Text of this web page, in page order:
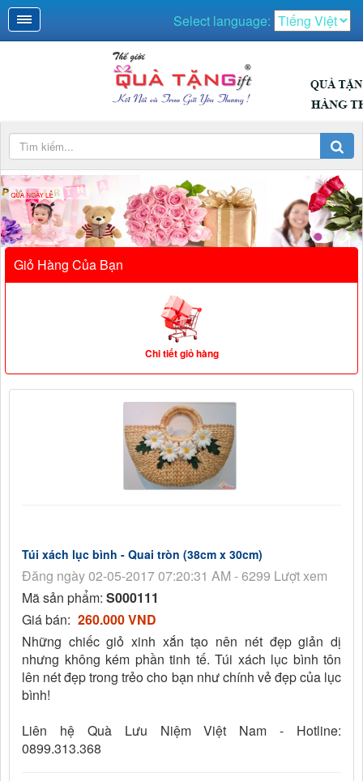
Select language:
QUÀ NGÀY LỄ
Giỏ Hàng Của Bạn
Chi tiết giỏ hàng
Túi xách lục bình - Quai tròn (38cm x 30cm)
Đăng ngày 02-05-2017 07:20:31 AM - 6299 Lượt xem
Mã sản phẩm: S000111
Giá bán: 260.000 VND
Những chiếc giỏ xinh xắn tạo nên nét đẹp giản dị
nhưng không kém phần tinh tế. Túi xách lục bình tôn
lên nét đẹp trong trẻo cho bạn như chính vẻ đẹp của lục
bình!
Liên hệ Quà Lưu Niệm Việt Nam - Hotline:
0899.313.368